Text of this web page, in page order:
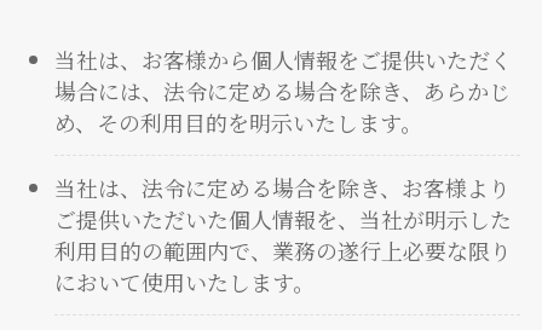
当社は、お客様から個人情報をご提供いただく
場合には、法令に定める場合を除き、あらかじ
め、その利用目的を明示いたします。
当社は、法令に定める場合を除き、お客様より
ご提供いただいた個人情報を、当社が明示した
利用目的の範囲内で、業務の遂行上必要な限り
において使用いたします。